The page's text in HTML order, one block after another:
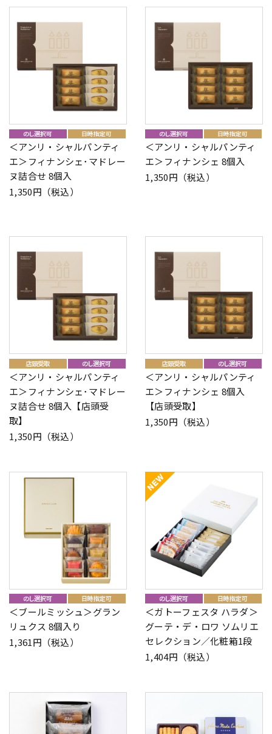
＜アンリ・シャルパンティ
エ＞フィナンシェ･マドレー
ヌ詰合せ 8個入
1,350円（税込）
＜アンリ・シャルパンティ
エ＞フィナンシェ 8個入
1,350円（税込）
＜アンリ・シャルパンティ
エ＞フィナンシェ･マドレー
ヌ詰合せ 8個入【店頭受
取】
1,350円（税込）
＜アンリ・シャルパンティ
エ＞フィナンシェ 8個入
【店頭受取】
1,350円（税込）
＜ブールミッシュ＞グラン
リュクス 8個入り
1,361円（税込）
＜ガトーフェスタ ハラダ＞
グーテ・デ・ロワ ソムリエ
セレクション／化粧箱1段
1,404円（税込）